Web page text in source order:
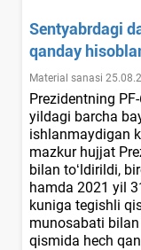
Sentyabrdagi
qanday
Material sanasi
Prezidentning
yildagi barcha
ishlanmaydigan
mazkur hujjat
bilan toʻldirildi,
hamda 2021 yil
kuniga tegishli
munosabati
qismida hech